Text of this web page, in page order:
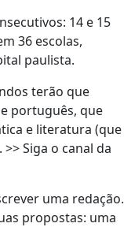
14 e 15
36 escolas,
paulista.
terão que
português, que
e literatura (que
Siga o canal da
uma redação.
propostas: uma